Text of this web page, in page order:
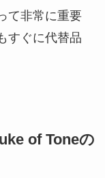
て非常に重要
すぐに代替品
of Toneの